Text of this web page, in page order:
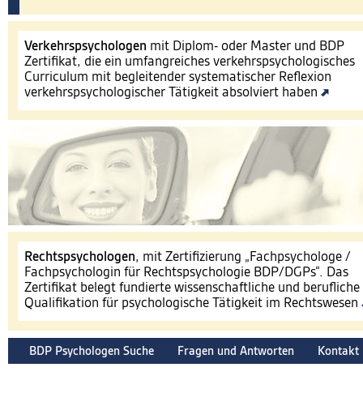
Verkehrspsychologen mit Diplom- oder Master und BDP
Zertifikat, die ein umfangreiches verkehrspsychologisches
Curriculum mit begleitender systematischer Reflexion
verkehrspsychologischer Tätigkeit absolviert haben
​Rechtspsychologen, mit Zertifizierung „Fachpsychologe /
Fachpsychologin für Rechtspsychologie BDP/DGPs“. Das
Zertifikat belegt fundierte wissenschaftliche und berufliche
Qualifikation für psychologische Tätigkeit im Rechtswesen
BDP Psychologen Suche Fragen und Antworten Kontakt